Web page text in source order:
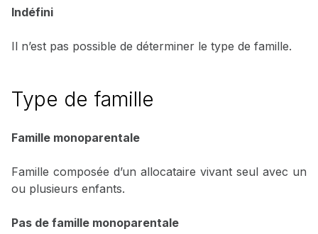
Indéfini
Il n’est pas possible de déterminer le type de famille.
Type de famille
Famille monoparentale
Famille composée d’un allocataire vivant seul avec un
ou plusieurs enfants.
Pas de famille monoparentale